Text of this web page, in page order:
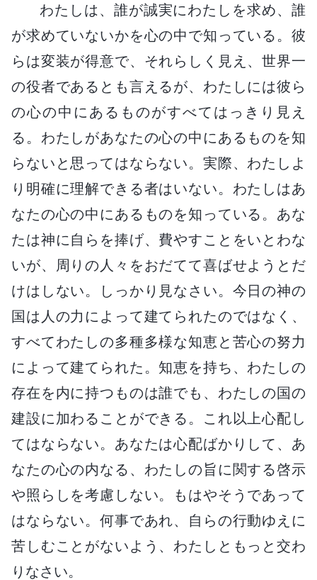
わたしは、誰が誠実にわたしを求め、誰
が求めていないかを心の中で知っている。彼
らは変装が得意で、それらしく見え、世界一
の役者であるとも言えるが、わたしには彼ら
の心の中にあるものがすべてはっきり見え
る。わたしがあなたの心の中にあるものを知
らないと思ってはならない。実際、わたしよ
り明確に理解できる者はいない。わたしはあ
なたの心の中にあるものを知っている。あな
たは神に自らを捧げ、費やすことをいとわな
いが、周りの人々をおだてて喜ばせようとだ
けはしない。しっかり見なさい。今日の神の
国は人の力によって建てられたのではなく、
すべてわたしの多種多様な知恵と苦心の努力
によって建てられた。知恵を持ち、わたしの
存在を内に持つものは誰でも、わたしの国の
建設に加わることができる。これ以上心配し
てはならない。あなたは心配ばかりして、あ
なたの心の内なる、わたしの旨に関する啓示
や照らしを考慮しない。もはやそうであって
はならない。何事であれ、自らの行動ゆえに
苦しむことがないよう、わたしともっと交わ
りなさい。